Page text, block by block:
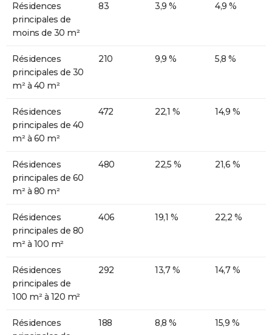
Résidences
principales de
moins de 30 m²
83 3,9 % 4,9 %
Résidences
principales de 30
m² à 40 m²
210 9,9 % 5,8 %
Résidences
principales de 40
m² à 60 m²
472 22,1 % 14,9 %
Résidences
principales de 60
m² à 80 m²
480 22,5 % 21,6 %
Résidences
principales de 80
m² à 100 m²
406 19,1 % 22,2 %
Résidences
principales de
100 m² à 120 m²
292 13,7 % 14,7 %
Résidences
188 8,8 % 15,9 %